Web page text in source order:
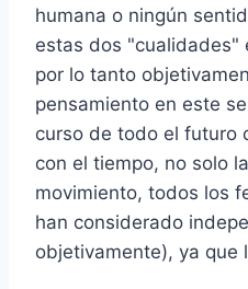
humana o ningún
estas dos "cualidades"
por lo tanto
pensamiento en este
curso de todo el futuro
con el tiempo, no solo
movimiento, todos los
han considerado
objetivamente), ya que